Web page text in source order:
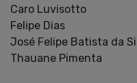
Caro Luvisotto
Felipe Dias
José Felipe Batista da
Thauane Pimenta